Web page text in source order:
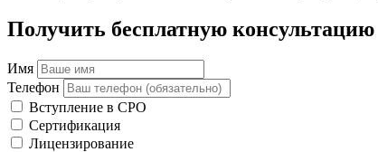
Получить бесплатную консультацию
Имя
Телефон
Вступление в СРО
Сертификация
Лицензирование